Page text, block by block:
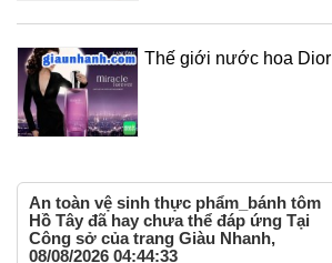
Thế giới nước hoa Dior
An toàn vệ sinh thực phẩm_bánh tôm
Hồ Tây đã hay chưa thể đáp ứng Tại
Công sở của trang Giàu Nhanh,
08/08/2026 04:44:33